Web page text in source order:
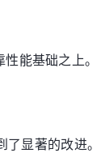
能基础之上。
显著的改进。